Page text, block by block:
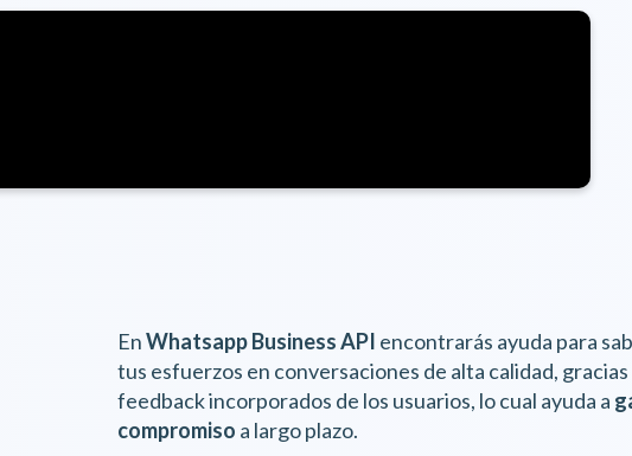
EnWhatsapp Business API encontrarás ayuda para
tus esfuerzos en conversaciones de alta calidad,
feedback incorporados de los usuarios, lo cual ayuda a
compromiso a largo plazo.